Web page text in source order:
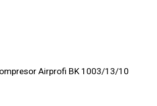
Airprofi BK 1003/13/10